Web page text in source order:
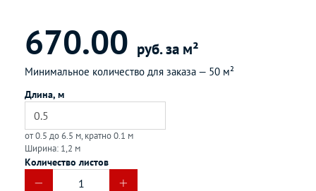
670.00 руб. за м²
Минимальное количество для заказа — 50 м²
Длина, м
от 0.5 до 6.5 м, кратно 0.1 м
Ширина: 1,2 м
Количество листов